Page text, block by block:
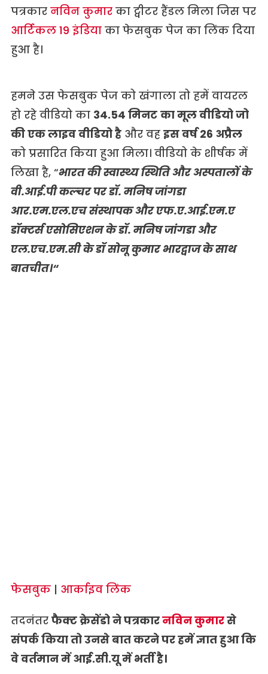
पत्रकार नविन कुमारका ट्वीटर हैंडल मिला जिस पर
आर्टिकल 19 इंडियाका फेसबुक पेज का लिंक दिया
हुआ है।
हमने उस फेसबुक पेज को खंगाला तो हमें वायरल
हो रहे वीडियो का 34.54 मिनट का मूल वीडियोजो
की एक लाइव वीडियो हैऔर वह इस वर्ष 26 अप्रैल
को प्रसारित किया हुआ मिला। वीडियो के शीर्षक में
लिखा है, “भारत की स्वास्थ्य स्थिति और अस्पतालों के
वी.आई.पी कल्चर पर डॉ. मनिष जांगडा
आर.एम.एल.एच संस्थापक और एफ.ए.आई.एम.ए
डॉक्टर्स एसोसिएशन के डॉ. मनिष जांगडा और
एल.एच.एम.सी के डॉ सोनू कुमार भारद्वाज के साथ
बातचीत।“
फेसबुक| आर्काइव लिंक
तदनंतर फैक्ट क्रेसेंडो ने पत्रकारनविन कुमारसे
संपर्क किया तो उनसे बात करने पर हमें ज्ञात हुआ कि
वे वर्तमान में आई.सी.यू में भर्ती है।